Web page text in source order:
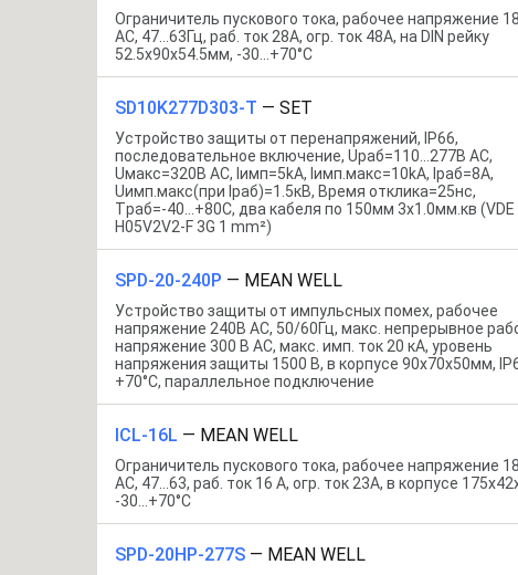
Ограничитель пускового тока, рабочее напряжение
AC, 47…63Гц, раб. ток 28А, огр. ток 48А, на DIN рейку
52.5x90x54.5мм, -30…+70°С
SD10K277D303-T — SET
Устройство защиты от перенапряжений, IP66,
последовательное включение, Uраб=110...277В AC,
Uмакс=320В AC, Iимп=5kA, Iимп.макс=10kA, Iраб=8А,
Uимп.макс(при Iраб)=1.5кВ, Время отклика=25нс,
Tраб=-40...+80С, два кабеля по 150мм 3х1.0мм.кв (VDE
H05V2V2-F 3G 1 mm²)
SPD-20-240P — MEAN WELL
Устройство защиты от импульсных помех, рабочее
напряжение 240В AC, 50/60Гц, макс. непрерывное
напряжение 300 В AC, макс. имп. ток 20 кА, уровень
напряжения защиты 1500 В, в корпусе 90x70x50мм,
+70°С, параллельное подключение
ICL-16L — MEAN WELL
Ограничитель пускового тока, рабочее напряжение
AC, 47…63, раб. ток 16 А, огр. ток 23А, в корпусе
-30…+70°С
SPD-20HP-277S — MEAN WELL